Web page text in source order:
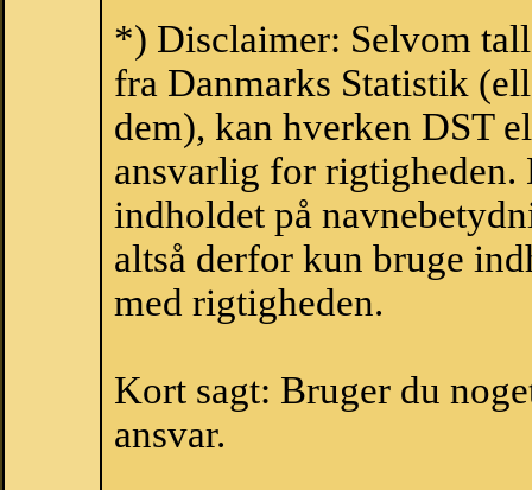
*) Disclaimer: Selvom
fra Danmarks Statistik
dem), kan hverken DST
ansvarlig for
indholdet på
altså derfor kun bruge
med rigtigheden.
Kort sagt: Bruger du
ansvar.